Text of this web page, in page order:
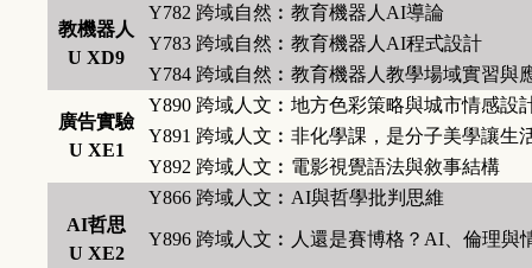
教機器人
U XD9
Y782 跨域自然︰教育機器人AI導論
Y783 跨域自然︰教育機器人AI程式設計
Y784 跨域自然︰教育機器人教學場域實習與
廣告實驗
U XE1
Y890 跨域人文︰地方色彩策略與城市情感設
Y891 跨域人文︰非化學課，是分子美學讓生
Y892 跨域人文︰電影視覺語法與敘事結構
AI哲思
U XE2
Y866 跨域人文︰AI與哲學批判思維
Y896 跨域人文︰人還是賽博格？AI、倫理與